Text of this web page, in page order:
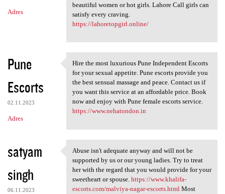
Adres
beautiful women or hot girls. Lahore Call girls can
satisfy every craving.
https://lahoretopgirl.online/
Pune
Escorts
02.11.2023
Adres
Hire the most luxurious Pune
Hire the most luxurious Pune Independent Escorts
for your sexual appetite. Pune escorts provide you
the best sensual massage and peace. Contact us if
you want this service at an affordable price. Book
now and enjoy with Pune female escorts service.
https://www.nehatondon.in
satyam
singh
06.11.2023
Abuse isn't adequate anyway
Abuse isn't adequate anyway and will not be
supported by us or our young ladies. Try to treat
her with the regard that you would provide for your
sweetheart or spouse. https://www.khalifa-
escorts.com/malviya-nagar-escorts.htmlMost